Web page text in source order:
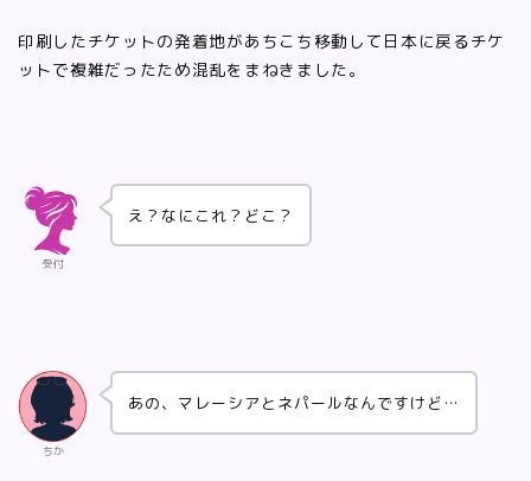
印刷したチケットの発着地があちこち移動して日本に戻るチケ
ットで複雑だったため混乱をまねきました。
受付
え？なにこれ？どこ？
ちか
あの、マレーシアとネパールなんですけど…